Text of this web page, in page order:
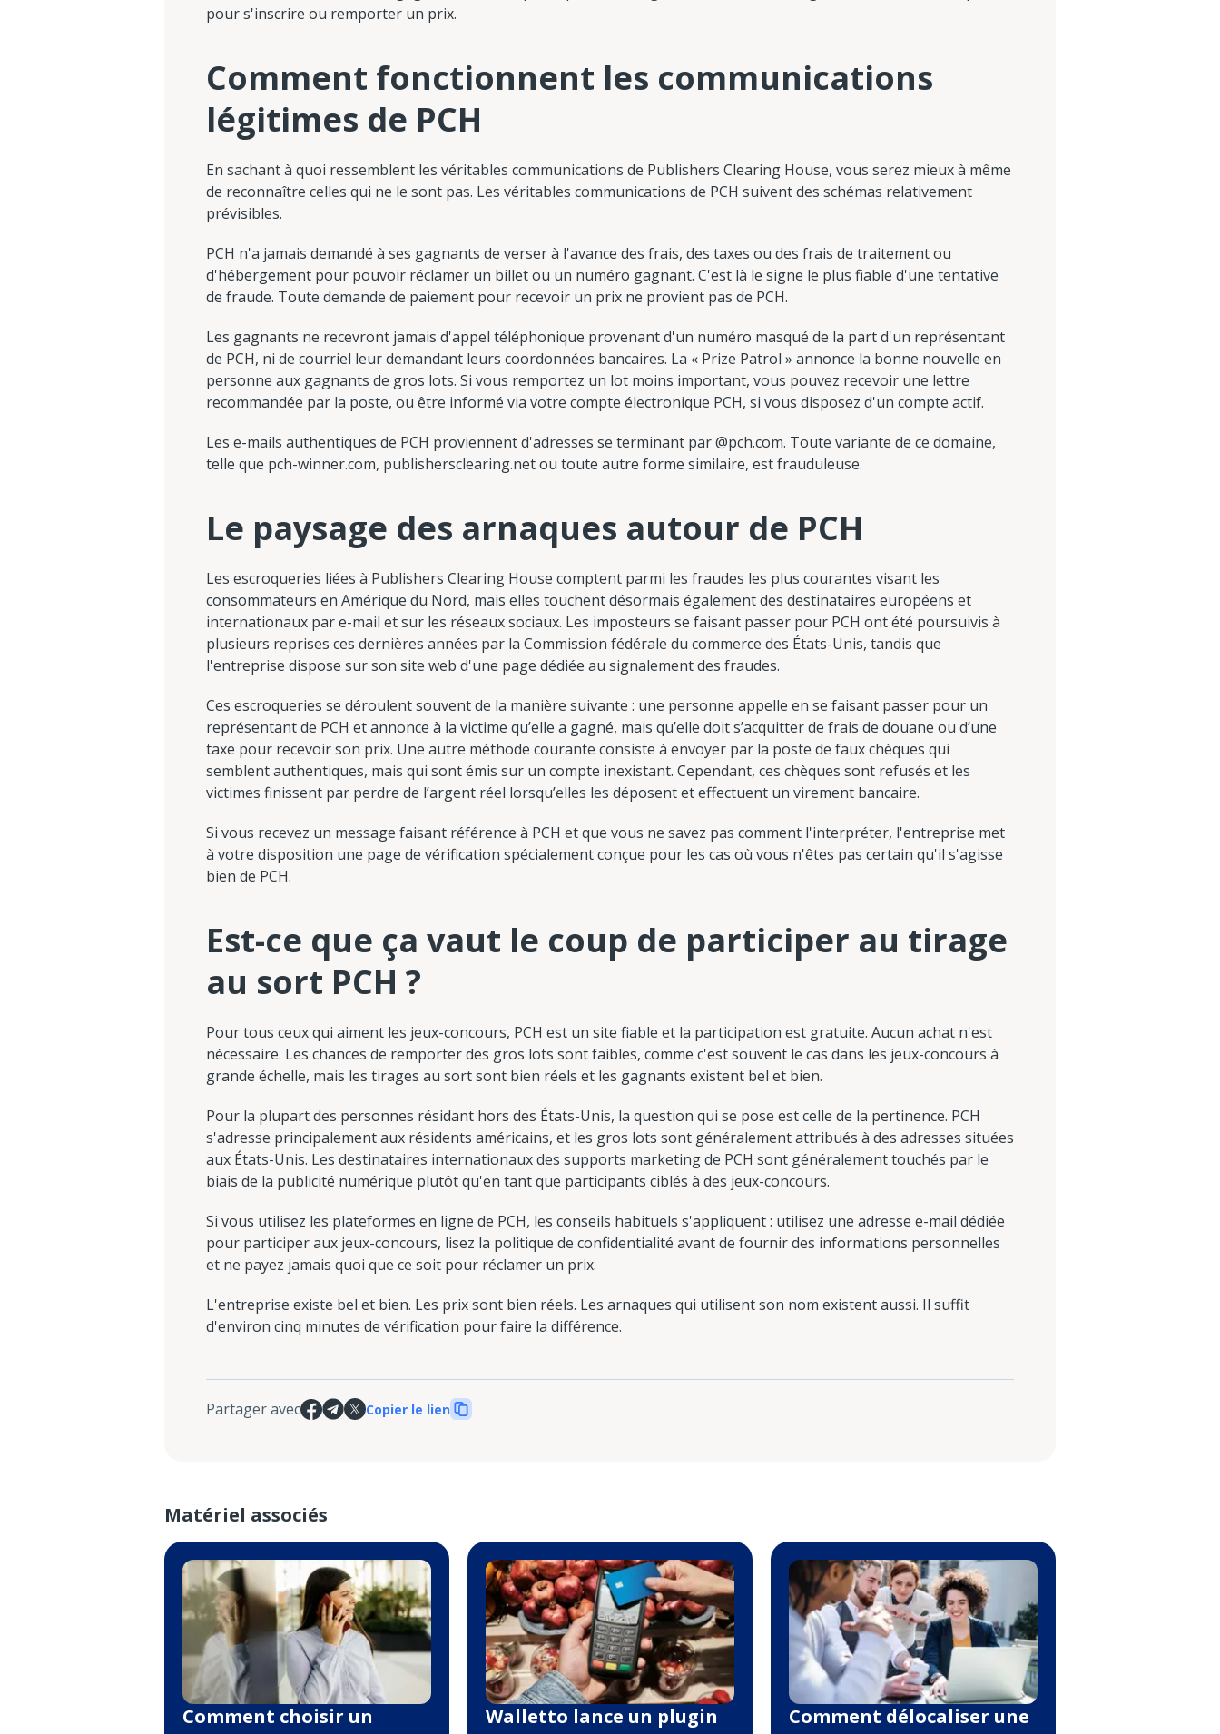
pour s'inscrire ou remporter un prix.
Comment fonctionnent les communications
légitimes de PCH
En sachant à quoi ressemblent les véritables communications de Publishers Clearing House, vous serez mieux à même
de reconnaître celles qui ne le sont pas. Les véritables communications de PCH suivent des schémas relativement
prévisibles.
PCH n'a jamais demandé à ses gagnants de verser à l'avance des frais, des taxes ou des frais de traitement ou
d'hébergement pour pouvoir réclamer un billet ou un numéro gagnant. C'est là le signe le plus fiable d'une tentative
de fraude. Toute demande de paiement pour recevoir un prix ne provient pas de PCH.
Les gagnants ne recevront jamais d'appel téléphonique provenant d'un numéro masqué de la part d'un représentant
de PCH, ni de courriel leur demandant leurs coordonnées bancaires. La « Prize Patrol » annonce la bonne nouvelle en
personne aux gagnants de gros lots. Si vous remportez un lot moins important, vous pouvez recevoir une lettre
recommandée par la poste, ou être informé via votre compte électronique PCH, si vous disposez d'un compte actif.
Les e-mails authentiques de PCH proviennent d'adresses se terminant par @pch.com. Toute variante de ce domaine,
telle que pch-winner.com, publishersclearing.net ou toute autre forme similaire, est frauduleuse.
Le paysage des arnaques autour de PCH
Les escroqueries liées à Publishers Clearing House comptent parmi les fraudes les plus courantes visant les
consommateurs en Amérique du Nord, mais elles touchent désormais également des destinataires européens et
internationaux par e-mail et sur les réseaux sociaux. Les imposteurs se faisant passer pour PCH ont été poursuivis à
plusieurs reprises ces dernières années par la Commission fédérale du commerce des États-Unis, tandis que
l'entreprise dispose sur son site web d'une page dédiée au signalement des fraudes.
Ces escroqueries se déroulent souvent de la manière suivante : une personne appelle en se faisant passer pour un
représentant de PCH et annonce à la victime qu’elle a gagné, mais qu’elle doit s’acquitter de frais de douane ou d’une
taxe pour recevoir son prix. Une autre méthode courante consiste à envoyer par la poste de faux chèques qui
semblent authentiques, mais qui sont émis sur un compte inexistant. Cependant, ces chèques sont refusés et les
victimes finissent par perdre de l’argent réel lorsqu’elles les déposent et effectuent un virement bancaire.
Si vous recevez un message faisant référence à PCH et que vous ne savez pas comment l'interpréter, l'entreprise met
à votre disposition une page de vérification spécialement conçue pour les cas où vous n'êtes pas certain qu'il s'agisse
bien de PCH.
Est-ce que ça vaut le coup de participer au tirage
au sort PCH ?
Pour tous ceux qui aiment les jeux-concours, PCH est un site fiable et la participation est gratuite. Aucun achat n'est
nécessaire. Les chances de remporter des gros lots sont faibles, comme c'est souvent le cas dans les jeux-concours à
grande échelle, mais les tirages au sort sont bien réels et les gagnants existent bel et bien.
Pour la plupart des personnes résidant hors des États-Unis, la question qui se pose est celle de la pertinence. PCH
s'adresse principalement aux résidents américains, et les gros lots sont généralement attribués à des adresses situées
aux États-Unis. Les destinataires internationaux des supports marketing de PCH sont généralement touchés par le
biais de la publicité numérique plutôt qu'en tant que participants ciblés à des jeux-concours.
Si vous utilisez les plateformes en ligne de PCH, les conseils habituels s'appliquent : utilisez une adresse e-mail dédiée
pour participer aux jeux-concours, lisez la politique de confidentialité avant de fournir des informations personnelles
et ne payez jamais quoi que ce soit pour réclamer un prix.
L'entreprise existe bel et bien. Les prix sont bien réels. Les arnaques qui utilisent son nom existent aussi. Il suffit
d'environ cinq minutes de vérification pour faire la différence.
Partager avec Copier le lien
Matériel associés
Comment choisir un
Walletto lance un plugin
Comment délocaliser une